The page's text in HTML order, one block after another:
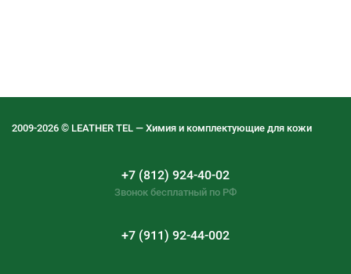
2009-2026 © LEATHER TEL — Химия и комплектующие для кожи
+7 (812) 924-40-02
Звонок бесплатный по РФ
+7 (911) 92-44-002